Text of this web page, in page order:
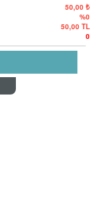
50,00 ₺
%0
50,00 TL
0